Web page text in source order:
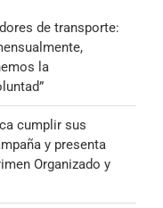
de transporte:
la
cumplir sus
y presenta
Organizado y